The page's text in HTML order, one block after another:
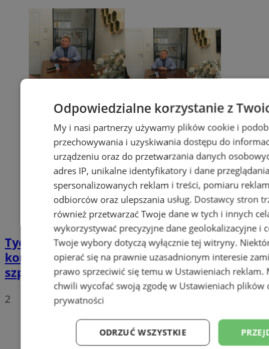
Tychy: Bitcoiny i Fundacja TVS walczą z
koronawirusem. Ogromna darowizna dla
szpitala
2
Odpowiedzialne korzystanie z
My i nasi partnerzy używamy plików cookie i
przechowywania i uzyskiwania dostępu do
urządzeniu oraz do przetwarzania danych
adres IP, unikalne identyfikatory i dane
spersonalizowanych reklam i treści, pomiaru
odbiorców oraz ulepszania usług. Dostawcy stron
również przetwarzać Twoje dane w tych i innych
wykorzystywać precyzyjne dane geolokalizacyjne i
Twoje wybory dotyczą wyłącznie tej witryny.
opierać się na prawnie uzasadnionym interesie
prawo sprzeciwić się temu w Ustawieniach reklam.
chwili wycofać swoją zgodę w Ustawieniach plików
prywatności
ODRZUĆ WSZYSTKIE